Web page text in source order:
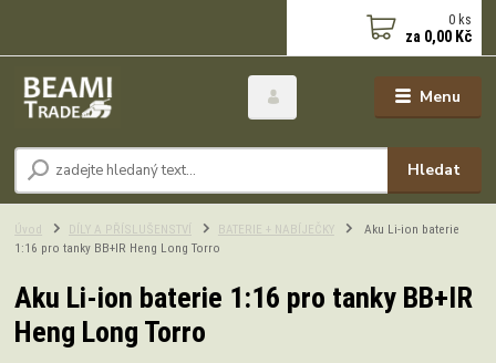
Menu
Hledat
0 ks
za 0,00 Kč
Úvod DÍLY A PŘÍSLUŠENSTVÍ BATERIE + NABÍJEČKY
Aku Li-ion baterie
1:16 pro tanky BB+IR Heng Long Torro
Aku Li-ion baterie 1:16 pro tanky BB+IR
Heng Long Torro